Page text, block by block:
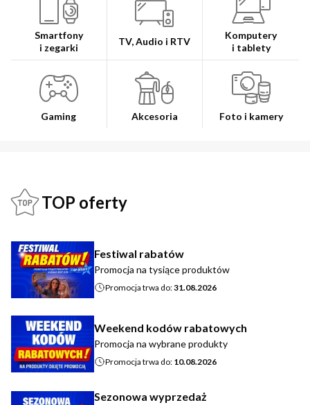
Smartfony
i zegarki
TV, Audio i RTV
Komputery
i tablety
Gaming Akcesoria Foto i kamery
TOP oferty
Festiwal rabatów
Promocja na tysiące produktów
Promocja trwa do:31.08.2026
Weekend kodów rabatowych
Promocja na wybrane produkty
Promocja trwa do: 10.08.2026
Sezonowa wyprzedaż